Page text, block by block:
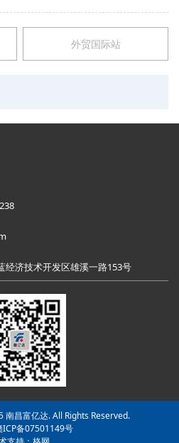
外贸国际站
经济技术开发区雄溪一路153号
南昌富亿达. All Rights Reserved.
备07501149号